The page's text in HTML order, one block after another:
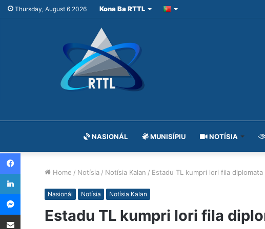
Thursday, August 6 2026 Kona Ba RTTL
NASIONÁL MUNISÍPIU NOTÍSIA
Home / Notísia / Notísia Kalan / Estadu TL kumpri lori fila
Nasionál Notísia Notísia Kalan
Estadu TL kumpri lori fila
Facebook
LinkedIn
Messenger